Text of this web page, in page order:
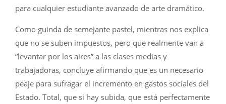
para cualquier estudiante avanzado de arte dramático.
Como guinda de semejante pastel, mientras nos explica
que no se suben impuestos, pero que realmente van a
“levantar por los aires” a las clases medias y
trabajadoras, concluye afirmando que es un necesario
peaje para sufragar el incremento en gastos sociales del
Estado. Total, que si hay subida, que está perfectamente